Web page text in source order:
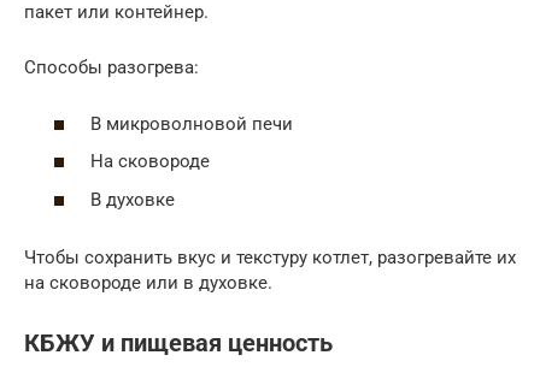
пакет или контейнер.
Способы разогрева:
В микроволновой печи
На сковороде
В духовке
Чтобы сохранить вкус и текстуру котлет, разогревайте их
на сковороде или в духовке.
КБЖУ и пищевая ценность